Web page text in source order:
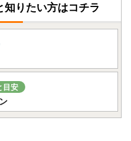
りたい方はコチラ
目安